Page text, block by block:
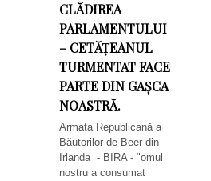
CLĂDIREA
PARLAMENTULUI
– CETĂȚEANUL
TURMENTAT FACE
PARTE DIN GAȘCA
NOASTRĂ.
Armata Republicană a
Băutorilor de Beer din
Irlanda - BIRA - "omul
nostru a consumat